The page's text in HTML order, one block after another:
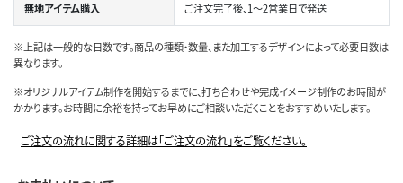
無地アイテム購入 ご注文完了後、1～2営業日で発送
※上記は一般的な日数です。商品の種類・数量、また加工するデザインによって必要日数は
異なります。
※オリジナルアイテム制作を開始するまでに、打ち合わせや完成イメージ制作のお時間が
かかります。お時間に余裕を持ってお早めにご相談いただくことをおすすめいたします。
ご注文の流れに関する詳細は「ご注文の流れ」をご覧ください。